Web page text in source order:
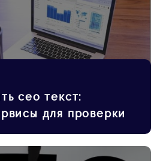
сео текст:
для проверки